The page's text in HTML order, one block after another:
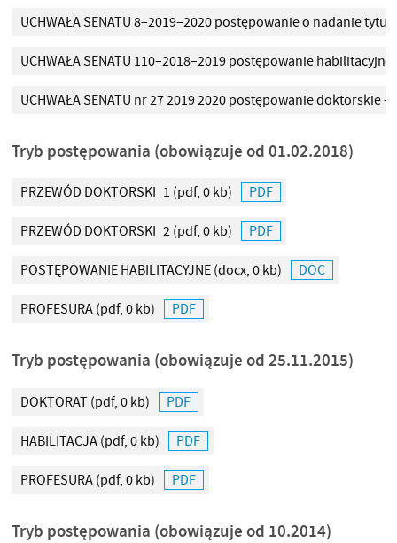
UCHWAŁA SENATU 8–2019–2020 postępowanie o nadanie
UCHWAŁA SENATU 110–2018–2019 postępowanie habilitacyjne
UCHWAŁA SENATU nr 27 2019 2020 postępowanie doktorskie –
Tryb postępowania (obowiązuje od 01.02.2018)
PRZEWÓD DOKTORSKI_1 (pdf, 0 kb)
PRZEWÓD DOKTORSKI_2 (pdf, 0 kb)
POSTĘPOWANIE HABILITACYJNE (docx, 0 kb)
PROFESURA (pdf, 0 kb)
Tryb postępowania (obowiązuje od 25.11.2015)
DOKTORAT (pdf, 0 kb)
HABILITACJA (pdf, 0 kb)
PROFESURA (pdf, 0 kb)
Tryb postępowania (obowiązuje od 10.2014)